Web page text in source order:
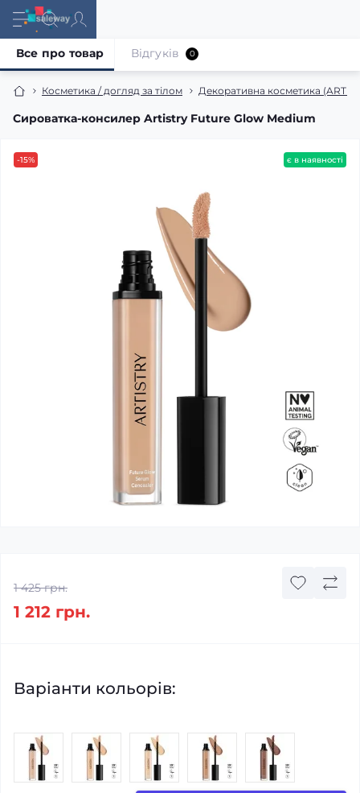
Косметика / догляд за тілом Декоративна косметика
Сироватка-консилер Artistry Future Glow Medium
Все про товар Відгуків 0
-15% є в наявності
1 425 грн.
1 212 грн.
Варіанти кольорів: